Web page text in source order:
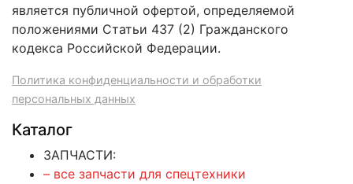
является публичной офертой, определяемой
положениями Статьи 437 (2) Гражданского
кодекса Российской Федерации.
Политика конфиденциальности и обработки
персональных данных
Каталог
ЗАПЧАСТИ:
– все запчасти для спецтехники